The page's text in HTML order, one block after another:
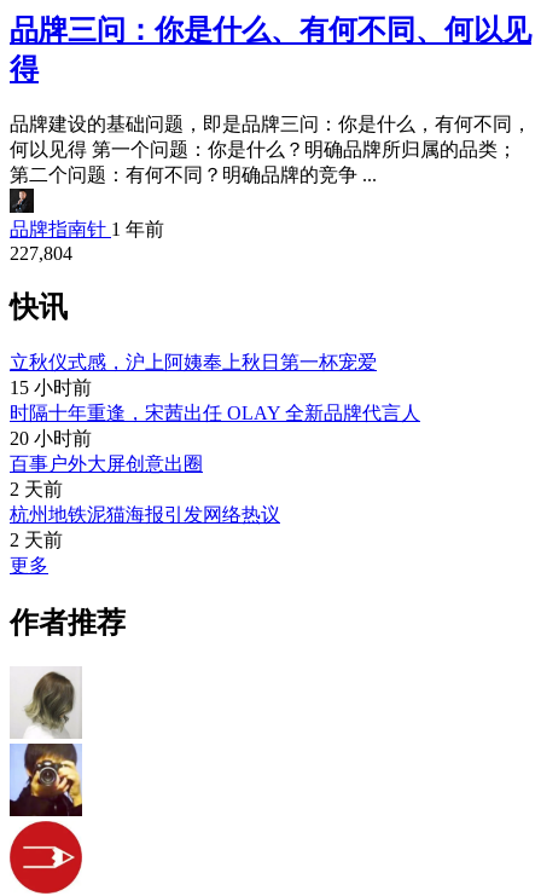
品牌三问：你是什么、有何不同、何以见
得
品牌建设的基础问题，即是品牌三问：你是什么，有何不同，
何以见得 第一个问题：你是什么？明确品牌所归属的品类；
第二个问题：有何不同？明确品牌的竞争 ...
品牌指南针 1 年前
227,804
快讯
立秋仪式感，沪上阿姨奉上秋日第一杯宠爱
15 小时前
时隔十年重逢，宋茜出任 OLAY 全新品牌代言人
20 小时前
百事户外大屏创意出圈
2 天前
杭州地铁泥猫海报引发网络热议
2 天前
更多
作者推荐